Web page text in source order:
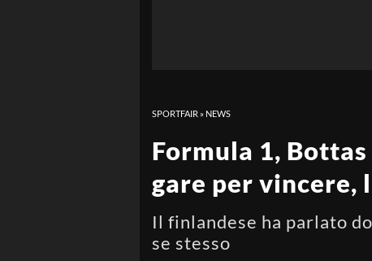
SPORTFAIR » NEWS
Formula 1,
gare per vincere,
Il finlandese ha parlato
se stesso